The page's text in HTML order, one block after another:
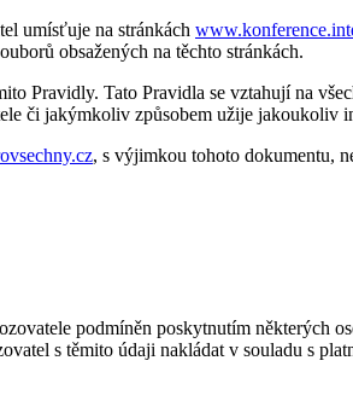
umísťuje na stránkách
obsažených na těchto stránkách.
Pravidly. Tato Pravidla se vztahují na
či jakýmkoliv způsobem užije jakoukoliv
, s výjimkou tohoto dokumentu,
podmíněn poskytnutím některých
s těmito údaji nakládat v souladu s